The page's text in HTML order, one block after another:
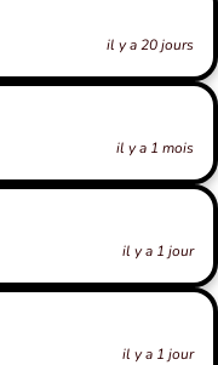
il y a 20 jours
il y a 1 mois
il y a 1 jour
il y a 1 jour